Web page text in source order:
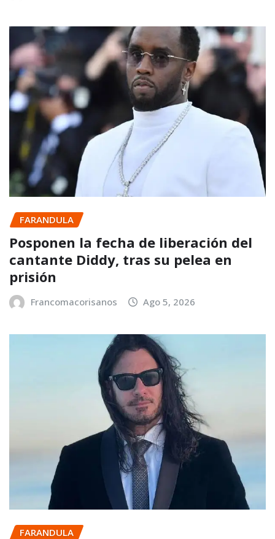
FARANDULA
Posponen la fecha de liberación del
cantante Diddy, tras su pelea en
prisión
Francomacorisanos Ago 5, 2026
FARANDULA